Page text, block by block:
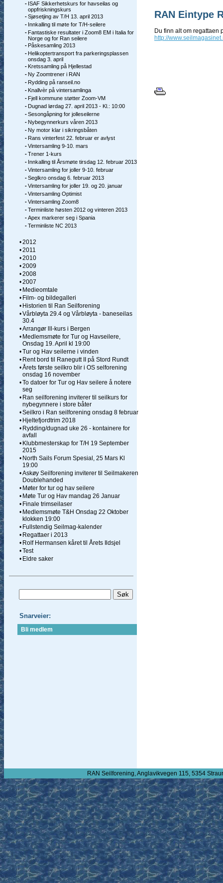
- ISAF Sikkerhetskurs for havseilas og
oppfriskningskurs
-Sjøsetjing av T/H 13. april 2013
- Innkalling til møte for T/H-seilere
-Fantastiske resultater i Zoom8 EM i Italia for
Norge og for Ran seilere
-Påskesamling 2013
-Helikoptertransport fra parkeringsplassen
onsdag 3. april
-Kretssamling på Hjellestad
-Ny Zoomtrener i RAN
-Rydding på ranseil.no
-Knallvèr på vintersamlinga
-Fjell kommune støtter Zoom-VM
-Dugnad lørdag 27. april 2013 - Kl.: 10:00
-Sesongåpning for jolleseilerne
-Nybegynnerkurs våren 2013
-Ny motor klar i sikringsbåten
-Rans vinterfest 22. februar er avlyst
-Vintersamling 9-10. mars
-Trener 1-kurs
- Innkalling til Årsmøte tirsdag 12. februar 2013
-Vintersamling for joller 9-10. februar
-Seglkro onsdag 6. februar 2013
-Vintersamling for joller 19. og 20. januar
-Vintersamling Optimist
-Vintersamling Zoom8
-Terminliste høsten 2012 og vinteren 2013
-Apex markerer seg i Spania
-Terminliste NC 2013
•2012
•2011
•2010
•2009
•2008
•2007
• Medieomtale
• Film- og bildegalleri
• Historien til Ran Seilforening
•Vårbløyta 29.4 og Vårbløyta - baneseilas
30.4
•Arrangør lll-kurs i Bergen
• Medlemsmøte for Tur og Havseilere,
Onsdag 19. April kl 19:00
•Tur og Hav seilerne i vinden
• Rent bord til Ranegutt II på Stord Rundt
•Årets første seilkro blir i OS selforening
onsdag 16 november
•To datoer for Tur og Hav seilere å notere
seg
• Ran seilforening inviterer til seilkurs for
nybegynnere i store båter
•Seilkro i Ran seilforening onsdag 8 februar
• Hjeltefjordtrim 2018
• Rydding/dugnad uke 26 - kontainere for
avfall
• Klubbmesterskap for T/H 19 September
2015
• North Sails Forum Spesial, 25 Mars Kl
19:00
•Askøy Seilforening inviterer til Seilmakeren
Doublehanded
• Møter for tur og hav seilere
• Møte Tur og Hav mandag 26 Januar
• Finale trimseilaser
• Medlemsmøte T&H Onsdag 22 Oktober
klokken 19:00
• Fullstendig Seilmag-kalender
• Regattaer i 2013
• Rolf Hermansen kåret til Årets Ildsjel
•Test
• Eldre saker
Snarveier:
Bli medlem
RAN Eintype
Du finn alt om regattaen
http://
RAN Seilforening, Anglavikvegen 115, 5354